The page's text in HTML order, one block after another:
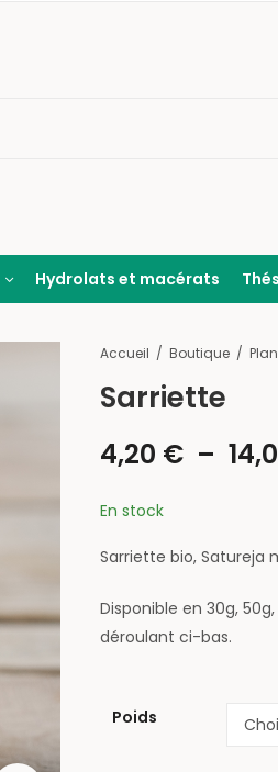
Hydrolats et macérats
Accueil Boutique
Sarriette
4,20 € –
En stock
Sarriette bio, Satureja
Disponible en 30g,
déroulant ci-bas.
Poids